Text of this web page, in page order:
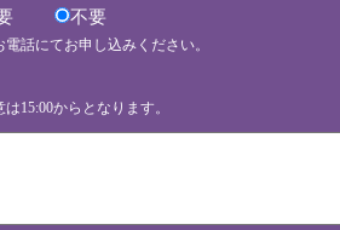
要 不要
話にてお申し込みください。
15:00からとなります。